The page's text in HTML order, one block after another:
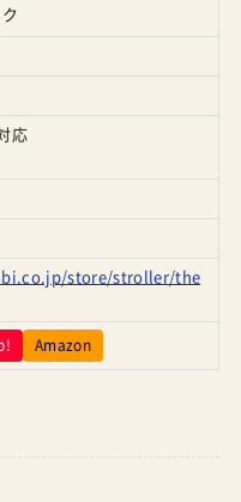
応
store/stroller/the
Amazon